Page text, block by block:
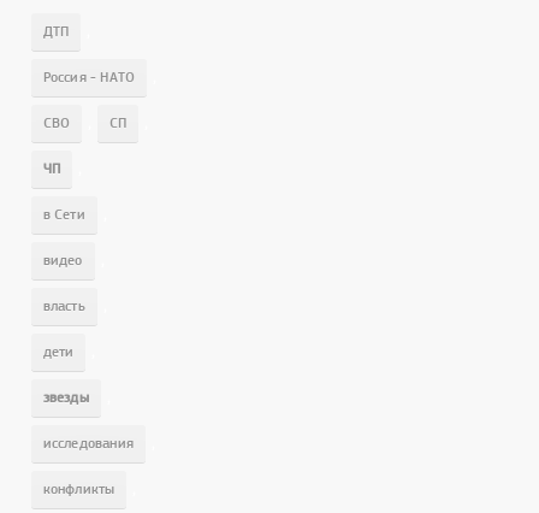
ДТП
Россия - НАТО
СВО СП
ЧП
в Сети
видео
власть
дети
звезды
исследования
конфликты